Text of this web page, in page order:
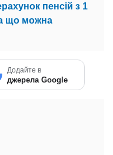
пенсій з 1
що можна
Додайте в
джерела Google